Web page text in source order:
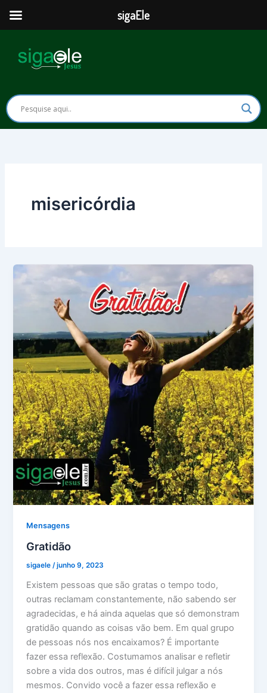
para
conteúdo
misericórdia
Mensagens
Gratidão
sigaele/junho 9, 2023
Existem pessoas que são gratas o tempo todo,
outras reclamam constantemente, não sabendo ser
agradecidas, e há ainda aquelas que só demonstram
gratidão quando as coisas vão bem. Em qual grupo
de pessoas nós nos encaixamos? É importante
fazer essa reflexão. Costumamos analisar e refletir
sobre a vida dos outros, mas é difícil julgar a nós
mesmos. Convido você a fazer essa reflexão e
sigaEle